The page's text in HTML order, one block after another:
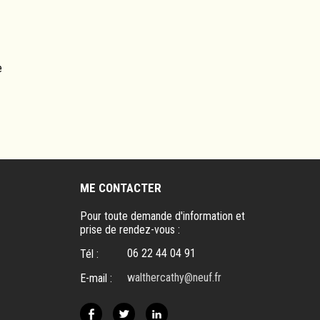
ME CONTACTER
Pour toute demande d'information et
prise de rendez-vous :
Tél :
06 22 44 04 91
E-mail :
walthercathy@neuf.fr